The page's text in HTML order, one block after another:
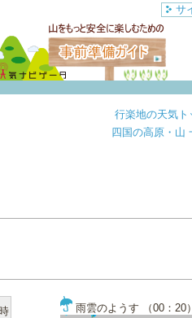
サ
行楽地の天気ト
四国の高原・山
雨雲のようす （00：20）